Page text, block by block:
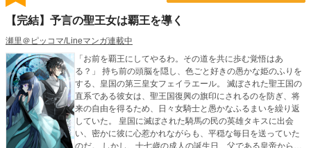
【完結】予言の聖王女は覇王を導く
瀬里＠ピッコマ/Lineマンガ連載中
「お前を覇王にしてやるわ。その道を共に歩む覚悟はあ
る？」 持ち前の頭脳を隠し、色ごと好きの愚かな姫のふりを
する、皇国の第三皇女フェイラエール。 滅ぼされた聖王国の
直系である彼女は、聖王国復興の旗印にされるのを防ぎ、将
来の自由を得るため、日々女騎士と愚かなふるまいを繰り返
していた。 皇国に滅ぼされた騎馬の民の英雄タキスに出会
い、密かに彼に心惹かれながらも、平穏な毎日を送っていた
のだ。 しかし、十七歳の成人の誕生日、父である皇帝から告